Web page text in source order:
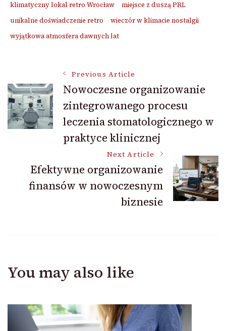
klimatyczny lokal retro Wrocław
miejsce z duszą PRL
unikalne doświadczenie retro
wieczór w klimacie nostalgii
wyjątkowa atmosfera dawnych lat
Post
Navigation
Previous Article
Nowoczesne organizowanie
zintegrowanego procesu
leczenia stomatologicznego w
praktyce klinicznej
Next Article
Efektywne organizowanie
finansów w nowoczesnym
biznesie
You may also like